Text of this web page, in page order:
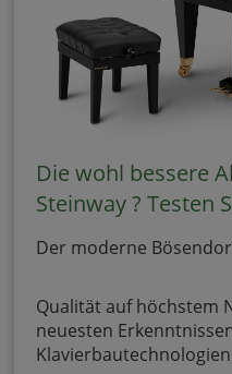
Die wohl bessere
Steinway ? Testen
Der moderne
Qualität auf höchstem
neuesten